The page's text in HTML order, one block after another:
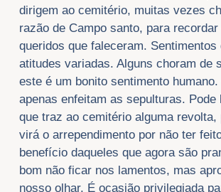
dirigem ao cemitério, muitas vezes
razão de Campo santo, para
queridos que faleceram. Sentimentos
atitudes variadas. Alguns choram de
este é um bonito sentimento
apenas enfeitam as sepulturas. Pode
que traz ao cemitério alguma revolta,
virá o arrependimento por não ter
benefício daqueles que agora são
bom não ficar nos lamentos, mas
nosso olhar. É ocasião privilegiada